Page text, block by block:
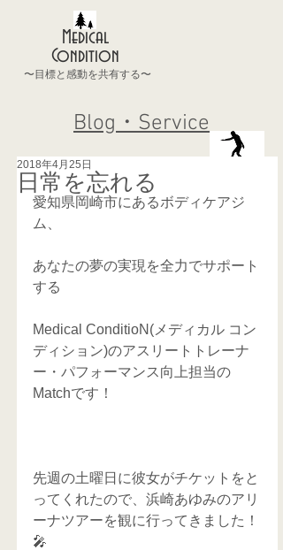
Medical
Condition
〜目標と感動を共有する〜
Blog・Service
日常を忘れる
2018年4月25日
愛知県岡崎市にあるボディケアジ
ム、
あなたの夢の実現を全力でサポート
する
Medical ConditioN(メディカル コン
ディション)のアスリートトレーナ
ー・パフォーマンス向上担当の
Matchです！
先週の土曜日に彼女がチケットをと
ってくれたので、浜崎あゆみのアリ
ーナツアーを観に行ってきました！
🎤